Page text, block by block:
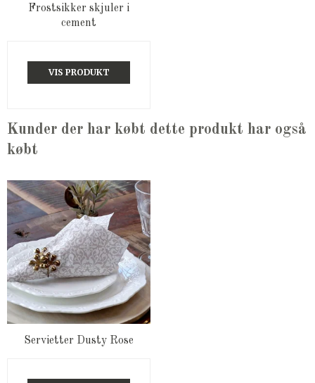
Frostsikker skjuler i
cement
VIS PRODUKT
Kunder der har købt dette produkt har også
købt
Servietter Dusty Rose